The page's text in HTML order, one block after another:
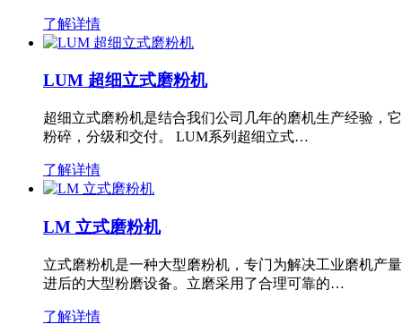
了解详情
LUM 超细立式磨粉机
超细立式磨粉机是结合我们公司几年的磨机生产经验，
粉碎，分级和交付。 LUM系列超细立式…
了解详情
LM 立式磨粉机
立式磨粉机是一种大型磨粉机，专门为解决工业磨机产
进后的大型粉磨设备。立磨采用了合理可靠的…
了解详情